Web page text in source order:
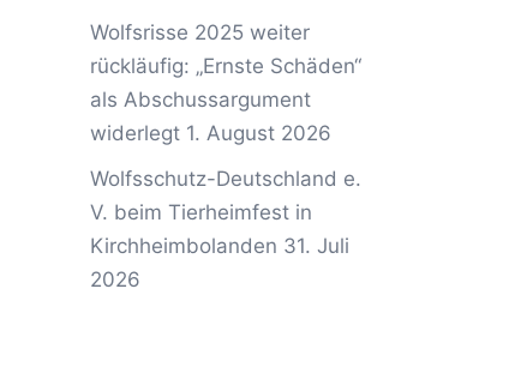
Wolfsrisse 2025 weiter
rückläufig: „Ernste Schäden“
als Abschussargument
widerlegt 1. August 2026
Wolfsschutz-Deutschland e.
V. beim Tierheimfest in
Kirchheimbolanden 31. Juli
2026